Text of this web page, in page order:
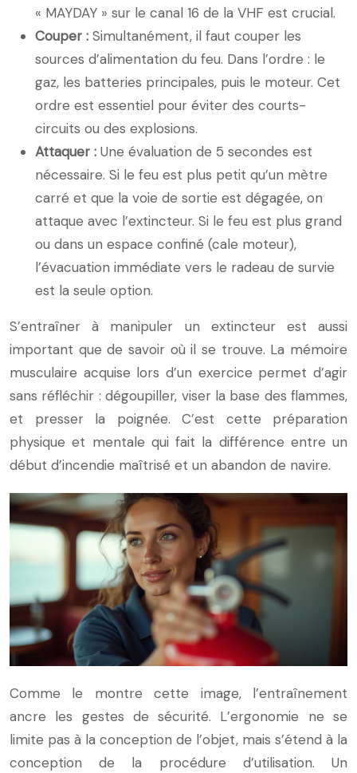
« MAYDAY » sur le canal 16 de la VHF est crucial.
Couper : Simultanément, il faut couper les
sources d’alimentation du feu. Dans l’ordre : le
gaz, les batteries principales, puis le moteur. Cet
ordre est essentiel pour éviter des courts-
circuits ou des explosions.
Attaquer : Une évaluation de 5 secondes est
nécessaire. Si le feu est plus petit qu’un mètre
carré et que la voie de sortie est dégagée, on
attaque avec l’extincteur. Si le feu est plus grand
ou dans un espace confiné (cale moteur),
l’évacuation immédiate vers le radeau de survie
est la seule option.
S’entraîner à manipuler un extincteur est aussi
important que de savoir où il se trouve. La mémoire
musculaire acquise lors d’un exercice permet d’agir
sans réfléchir : dégoupiller, viser la base des flammes,
et presser la poignée. C’est cette préparation
physique et mentale qui fait la différence entre un
début d’incendie maîtrisé et un abandon de navire.
Comme le montre cette image, l’entraînement
ancre les gestes de sécurité. L’ergonomie ne se
limite pas à la conception de l’objet, mais s’étend à la
conception de la procédure d’utilisation. Un